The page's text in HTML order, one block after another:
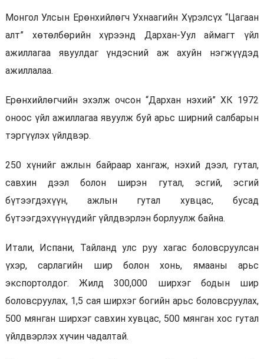
Монгол Улсын Ерөнхийлөгч Ухнаагийн Хүрэлсүх “Цагаан
алт” хөтөлбөрийн хүрээнд Дархан-Уул аймагт үйл
ажиллагаа явуулдаг үндэсний аж ахуйн нэгжүүдэд
ажиллалаа.
Ерөнхийлөгчийн эхэлж очсон “Дархан нэхий” ХК 1972
оноос үйл ажиллагаа явуулж буй арьс ширний салбарын
тэргүүлэх үйлдвэр.
250 хүнийг ажлын байраар хангаж, нэхий дээл, гутал,
савхин дээл болон ширэн гутал, эсгий, эсгий
бүтээгдэхүүн, ажлын гутал хувцас, бусад
бүтээгдэхүүнүүдийг үйлдвэрлэн борлуулж байна.
Итали, Испани, Тайланд улс руу хагас боловсруулсан
үхэр, сарлагийн шир болон хонь, ямааны арьс
экспортолдог. Жилд 300,000 ширхэг бодын шир
боловсруулах, 1,5 сая ширхэг богийн арьс боловсруулах,
500 мянган ширхэг савхин хувцас, 500 мянган хос гутал
үйлдвэрлэх хүчин чадалтай.